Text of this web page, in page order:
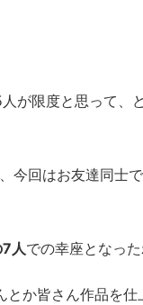
が限度と思って、
今回はお友達同士
人での幸座となった
か皆さん作品を仕